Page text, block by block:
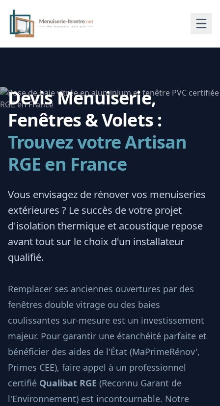
Devis Menuiserie,
Fenêtres & Volets :
Trouvez votre Artisan
RGE en France
Vous envisagez de rénover vos menuiseries
extérieures ? Le succès de votre projet
d'isolation thermique et acoustique repose
avant tout sur le choix d'un installateur
qualifié.
Remplacer ses anciennes ouvertures par des
fenêtres double vitrage ou des baies
coulissantes sur-mesure est un investissement
majeur. Pour garantir une étanchéité parfaite et
bénéficier des aides de l'État (MaPrimeRénov',
Primes CEE), faire appel à un professionnel
certifié Qualibat RGE (Reconnu Garant de
l'Environnement) est incontournable. Notre